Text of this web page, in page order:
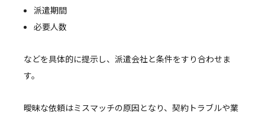
派遣期間
必要人数
などを具体的に提示し、派遣会社と条件をすり合わせま
す。
曖昧な依頼はミスマッチの原因となり、契約トラブルや業